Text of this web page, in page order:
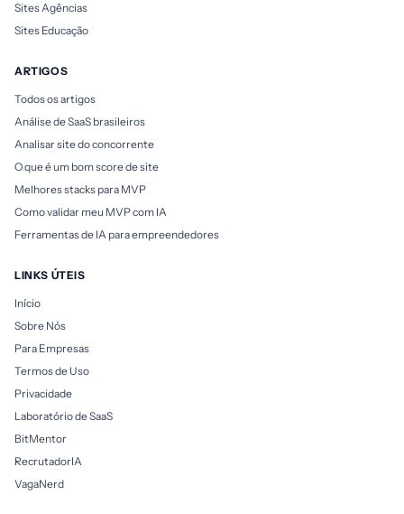
Sites Agências
Sites Educação
ARTIGOS
Todos os artigos
Análise de SaaS brasileiros
Analisar site do concorrente
O que é um bom score de site
Melhores stacks para MVP
Como validar meu MVP com IA
Ferramentas de IA para empreendedores
LINKS ÚTEIS
Início
Sobre Nós
Para Empresas
Termos de Uso
Privacidade
Laboratório de SaaS
BitMentor
RecrutadorIA
VagaNerd